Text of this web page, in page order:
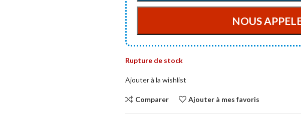
Rupture de stock
Ajouter à la wishlist
Comparer Ajouter à mes favoris